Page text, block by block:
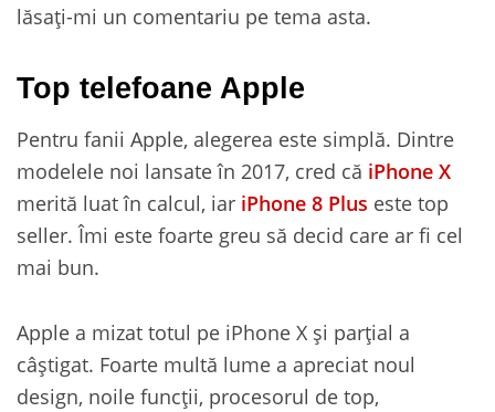
lăsați-mi un comentariu pe tema asta.
Top telefoane Apple
Pentru fanii Apple, alegerea este simplă. Dintre
modelele noi lansate în 2017, cred că iPhone X
merită luat în calcul, iar iPhone 8 Plus este top
seller. Îmi este foarte greu să decid care ar fi cel
mai bun.
Apple a mizat totul pe iPhone X și parțial a
câștigat. Foarte multă lume a apreciat noul
design, noile funcții, procesorul de top,